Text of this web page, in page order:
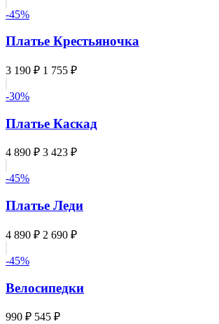
-45%
Платье Крестьяночка
3 190 ₽ 1 755 ₽
-30%
Платье Каскад
4 890 ₽ 3 423 ₽
-45%
Платье Леди
4 890 ₽ 2 690 ₽
-45%
Велосипедки
990 ₽ 545 ₽